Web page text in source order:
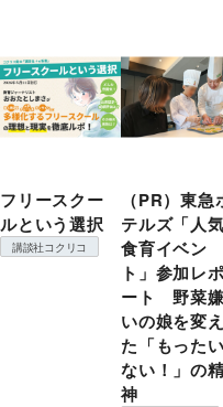
フリースクー
ルという選択
講談社コクリコ
（PR）東急
テルズ「人気
食育イベン
ト」参加レポ
ート 野菜嫌
いの娘を変え
た「もったい
ない！」の
神